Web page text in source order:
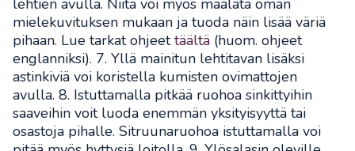
lehtien avulla. Niitä voi myös maalata oman
mielekuvituksen mukaan ja tuoda näin lisää väriä
pihaan. Lue tarkat ohjeettäältä (huom. ohjeet
englanniksi). 7. Yllä mainitun lehtitavan lisäksi
astinkiviä voi koristella kumisten ovimattojen
avulla. 8. Istuttamalla pitkää ruohoa sinkittyihin
saaveihin voit luoda enemmän yksityisyyttä tai
osastoja pihalle. Sitruunaruohoa istuttamalla voi